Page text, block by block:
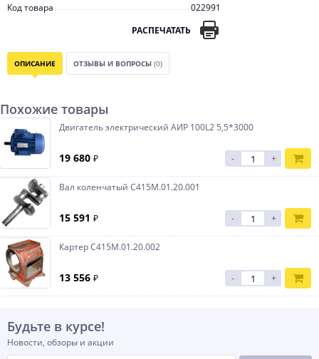
Код товара
022991
РАСПЕЧАТАТЬ
ОПИСАНИЕ ОТЗЫВЫ И ВОПРОСЫ (0)
Похожие товары
Двигатель электрический АИР 100L2 5,5*3000
19 680 ₽ - +
Вал коленчатый С415М.01.20.001
15 591 ₽ - +
Картер С415М.01.20.002
13 556 ₽ - +
Будьте в курсе!
Новости, обзоры и акции